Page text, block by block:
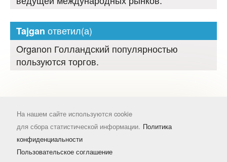
Tajgan ответил(а)
Organon Голландский популярностью
пользуются торгов.
На нашем сайте используются cookie
для сбора статистической информации. Политика
конфиденциальности
Пользовательское соглашение